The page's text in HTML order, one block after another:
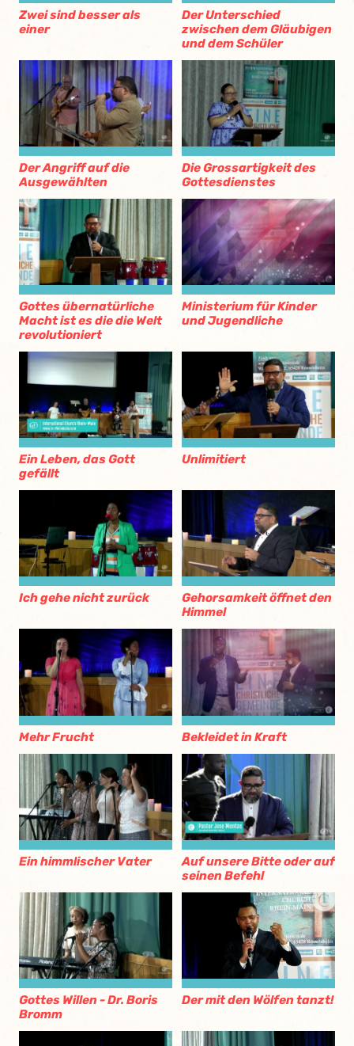
Zwei sind besser als
einer
Der Unterschied
zwischen dem Gläubigen
und dem Schüler
Der Angriff auf die
Ausgewählten
Die Grossartigkeit des
Gottesdienstes
Gottes übernatürliche
Macht ist es die die Welt
revolutioniert
Ministerium für Kinder
und Jugendliche
Ein Leben, das Gott
gefällt
Unlimitiert
Ich gehe nicht zurück
Gehorsamkeit öffnet den
Himmel
Mehr Frucht Bekleidet in Kraft
Ein himmlischer Vater
Auf unsere Bitte oder auf
seinen Befehl
Gottes Willen - Dr. Boris
Bromm
Der mit den Wölfen tanzt!